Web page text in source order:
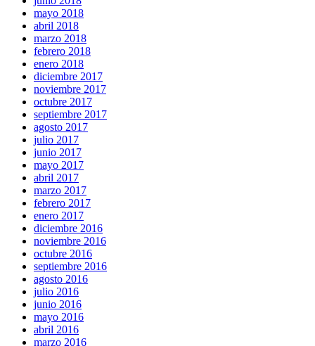
mayo 2018
abril 2018
marzo 2018
febrero 2018
enero 2018
diciembre 2017
noviembre 2017
octubre 2017
septiembre 2017
agosto 2017
julio 2017
junio 2017
mayo 2017
abril 2017
marzo 2017
febrero 2017
enero 2017
diciembre 2016
noviembre 2016
octubre 2016
septiembre 2016
agosto 2016
julio 2016
junio 2016
mayo 2016
abril 2016
marzo 2016